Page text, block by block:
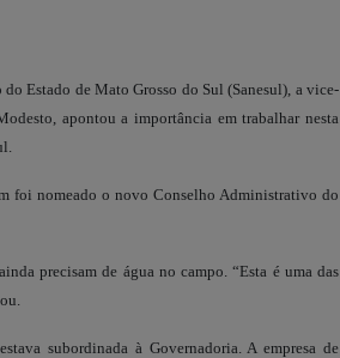
Estado de Mato Grosso do Sul (Sanesul), a vice-
apontou a importância em trabalhar nesta
foi nomeado o novo Conselho Administrativo do
precisam de água no campo. “Esta é uma das
subordinada à Governadoria. A empresa de